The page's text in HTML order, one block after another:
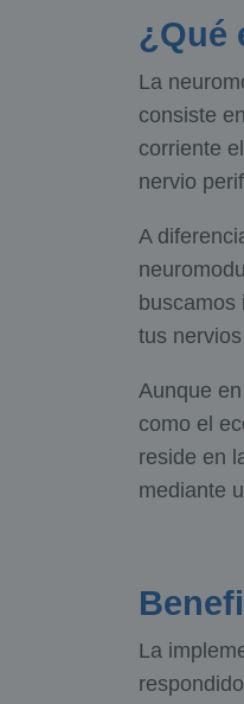
¿Qué
La
consiste
corriente
nervio
A
tus
Aunque
como el
reside en
mediante
La